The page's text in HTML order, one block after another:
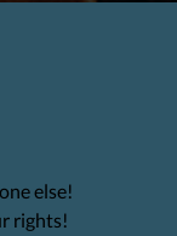
else!
rights!